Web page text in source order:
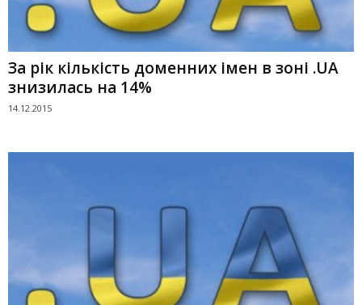
За рік кількість доменних імен в зоні .UA
знизилась на 14%
14.12.2015